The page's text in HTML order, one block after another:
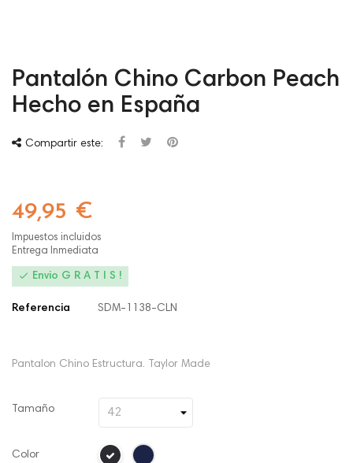
Pantalón Chino Carbon Peach
Hecho en España
Compartir este:
49,95 €
Impuestos incluidos
Entrega Inmediata
 Envio G R A T I S !
Referencia SDM-1138-CLN
Pantalon Chino Estructura. Taylor Made
Tamaño
Color